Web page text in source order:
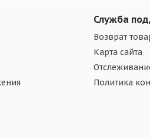
Служба
Возврат
Карта сайта
Политика